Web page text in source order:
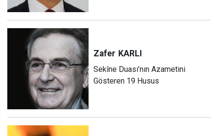
Zafer KARLI
Sekîne Duası’nın Azametini
Gösteren 19 Husus